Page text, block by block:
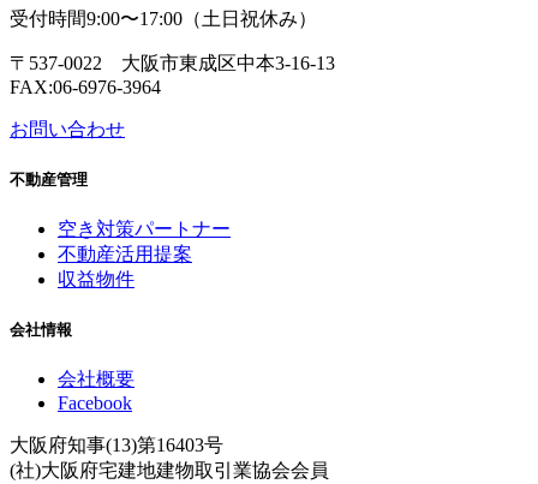
受付時間9:00〜17:00（土日祝休み）
〒537-0022 大阪市東成区中本3-16-13
FAX:06-6976-3964
お問い合わせ
不動産管理
空き対策パートナー
不動産活用提案
収益物件
会社情報
会社概要
Facebook
大阪府知事(13)第16403号
(社)大阪府宅建地建物取引業協会会員